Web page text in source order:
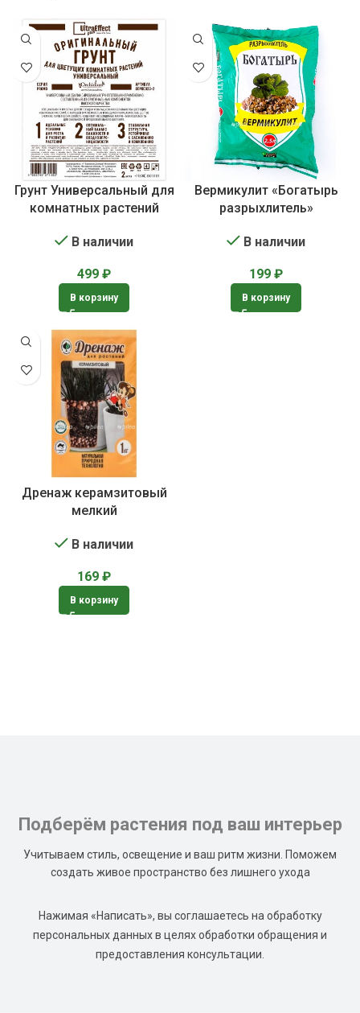
Грунт Универсальный для
комнатных растений
В наличии
499 ₽
В корзину
Вермикулит «Богатырь
разрыхлитель»
В наличии
199 ₽
В корзину
Дренаж керамзитовый
мелкий
В наличии
169 ₽
В корзину
Подберём растения под ваш интерьер
Учитываем стиль, освещение и ваш ритм жизни. Поможем
создать живое пространство без лишнего ухода
Нажимая «Написать», вы соглашаетесь на обработку
персональных данных в целях обработки обращения и
предоставления консультации.